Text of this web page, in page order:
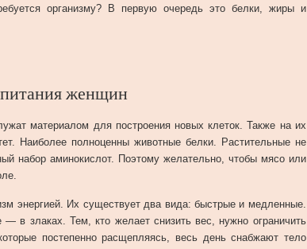
организму? В первую очередь это белки, жиры и
женщин
материалом для построения новых клеток. Также на их
Наиболее полноценны животные белки. Растительные не
набор аминокислот. Поэтому желательно, чтобы мясо или
энергией. Их существует два вида: быстрые и медленные.
в злаках. Тем, кто желает снизить вес, нужно ограничить
постепенно расщепляясь, весь день снабжают тело